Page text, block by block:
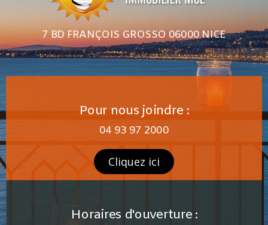
7 BD FRANÇOIS GROSSO 06000 NICE
Pour nous joindre :
04 93 97 2000
Cliquez ici
Horaires d'ouverture :